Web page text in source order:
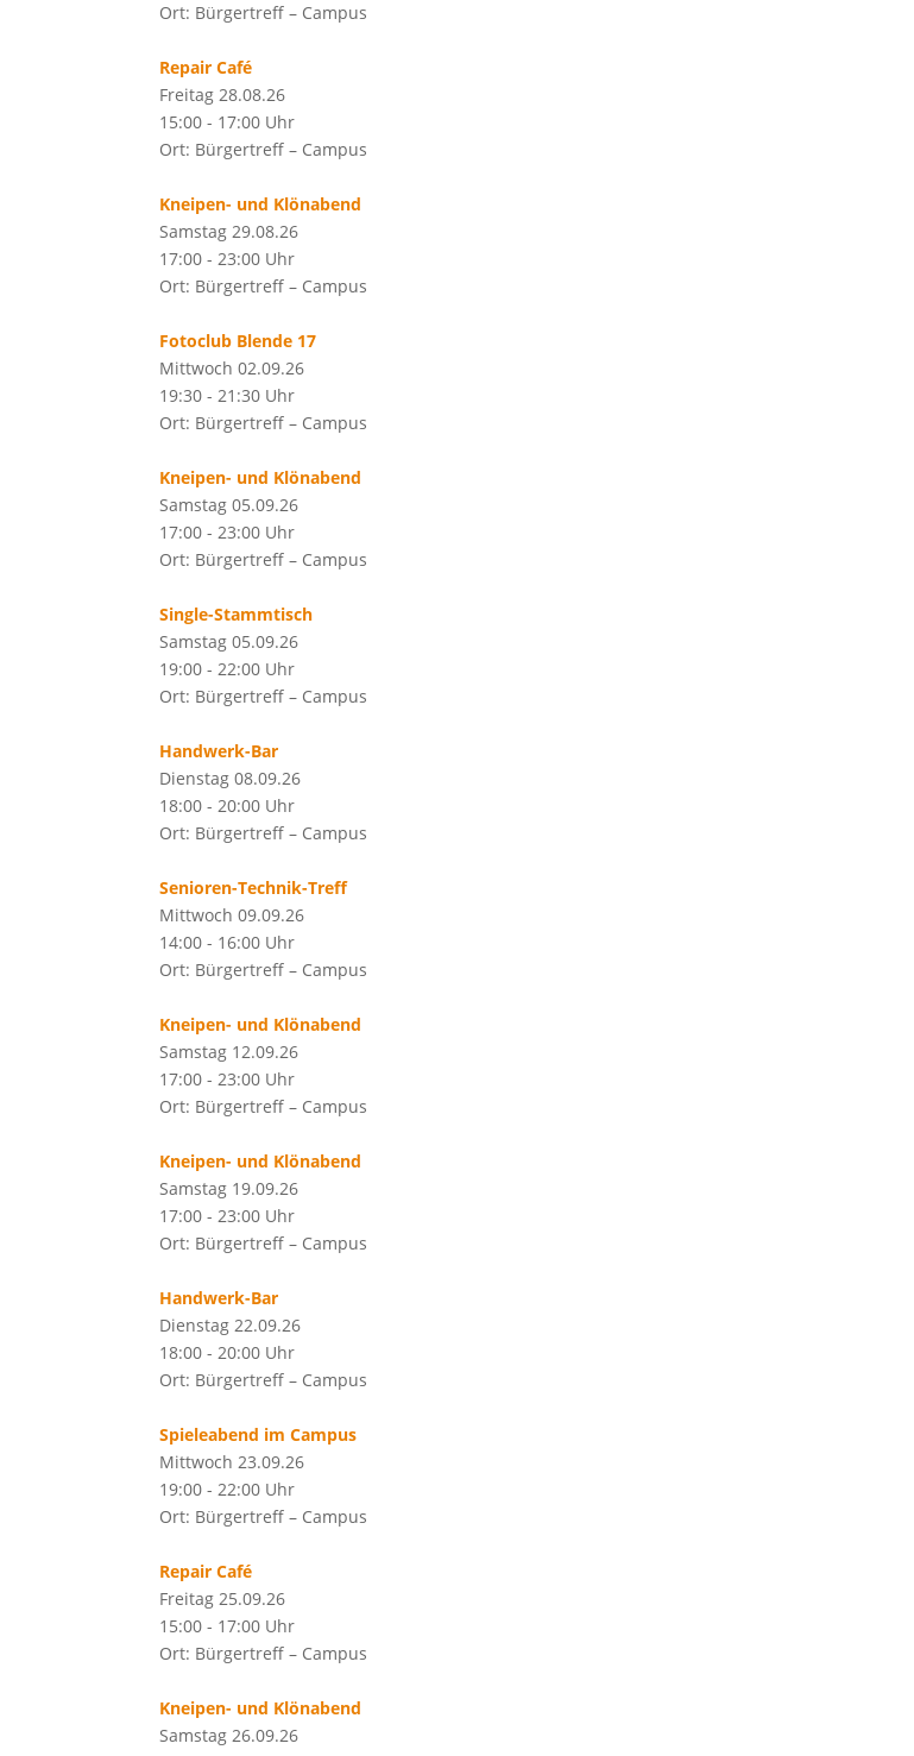
Ort: Bürgertreff – Campus
Repair Café
Freitag 28.08.26
15:00 - 17:00 Uhr
Ort: Bürgertreff – Campus
Kneipen- und Klönabend
Samstag 29.08.26
17:00 - 23:00 Uhr
Ort: Bürgertreff – Campus
Fotoclub Blende 17
Mittwoch 02.09.26
19:30 - 21:30 Uhr
Ort: Bürgertreff – Campus
Kneipen- und Klönabend
Samstag 05.09.26
17:00 - 23:00 Uhr
Ort: Bürgertreff – Campus
Single-Stammtisch
Samstag 05.09.26
19:00 - 22:00 Uhr
Ort: Bürgertreff – Campus
Handwerk-Bar
Dienstag 08.09.26
18:00 - 20:00 Uhr
Ort: Bürgertreff – Campus
Senioren-Technik-Treff
Mittwoch 09.09.26
14:00 - 16:00 Uhr
Ort: Bürgertreff – Campus
Kneipen- und Klönabend
Samstag 12.09.26
17:00 - 23:00 Uhr
Ort: Bürgertreff – Campus
Kneipen- und Klönabend
Samstag 19.09.26
17:00 - 23:00 Uhr
Ort: Bürgertreff – Campus
Handwerk-Bar
Dienstag 22.09.26
18:00 - 20:00 Uhr
Ort: Bürgertreff – Campus
Spieleabend im Campus
Mittwoch 23.09.26
19:00 - 22:00 Uhr
Ort: Bürgertreff – Campus
Repair Café
Freitag 25.09.26
15:00 - 17:00 Uhr
Ort: Bürgertreff – Campus
Kneipen- und Klönabend
Samstag 26.09.26